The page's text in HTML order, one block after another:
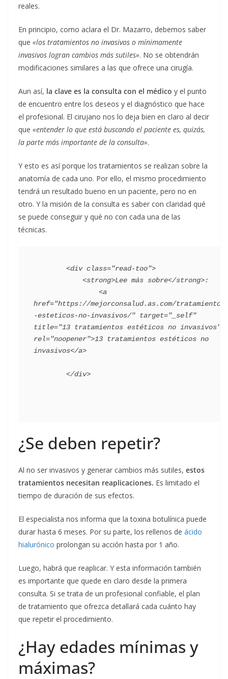
reales.
En principio, como aclara el Dr. Mazarro, debemos saber
que «los tratamientos no invasivos o mínimamente
invasivos logran cambios más sutiles». No se obtendrán
modificaciones similares a las que ofrece una cirugía.
Aun así, la clave es la consulta con el médico y el punto
de encuentro entre los deseos y el diagnóstico que hace
el profesional. El cirujano nos lo deja bien en claro al decir
que «entender lo que está buscando el paciente es, quizás,
la parte más importante de la consulta».
Y esto es así porque los tratamientos se realizan sobre la
anatomía de cada uno. Por ello, el mismo procedimiento
tendrá un resultado bueno en un paciente, pero no en
otro. Y la misión de la consulta es saber con claridad qué
se puede conseguir y qué no con cada una de las
técnicas.
href="https://mejorconsalud.as.com/tratamientos
-esteticos-no-invasivos/" target="_self"
title="13 tratamientos estéticos no invasivos"
rel="noopener">13 tratamientos estéticos no
invasivos</a>
¿Se deben repetir?
Al no ser invasivos y generar cambios más sutiles, estos
tratamientos necesitan reaplicaciones. Es limitado el
tiempo de duración de sus efectos.
El especialista nos informa que la toxina botulínica puede
durar hasta 6 meses. Por su parte, los rellenos de ácido
hialurónico prolongan su acción hasta por 1 año.
Luego, habrá que reaplicar. Y esta información también
es importante que quede en claro desde la primera
consulta. Si se trata de un profesional confiable, el plan
de tratamiento que ofrezca detallará cada cuánto hay
que repetir el procedimiento.
¿Hay edades mínimas y
máximas?